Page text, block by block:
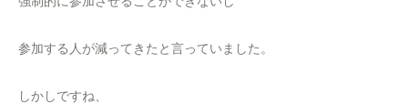
参加する人が減ってきたと言っていました。
しかしですね、